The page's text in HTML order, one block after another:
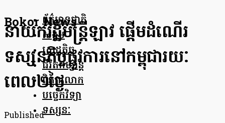
Bokor News
ព័ត៌មានជាតិ
សង្គម
សេដ្ឋកិច្ច
ជីវិតកម្សាន្ត
ពិភពលោក
បច្ចេកវិទ្យា
ទស្សនៈ
នាយករដ្ឋមន្ត្រីឡាវ ផ្តើម​ដំណើរ
ទស្សនកិច្ចផ្លូវការនៅ​កម្ពុជា​រយៈ
ពេល២ថ្ងៃ
Published